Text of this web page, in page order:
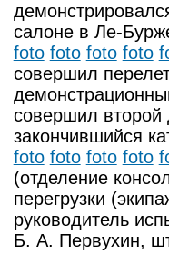
салоне в Ле-
foto foto foto foto
совершил
совершил
закончившийся
foto foto foto foto
(отделение
перегрузки
руководитель
Б. А. Первухин,